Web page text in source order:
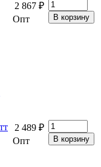
2 867 ₽
Опт
2 489 ₽
Опт